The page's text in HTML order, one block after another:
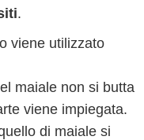
.
viene utilizzato
maiale non si butta
viene impiegata.
di maiale si